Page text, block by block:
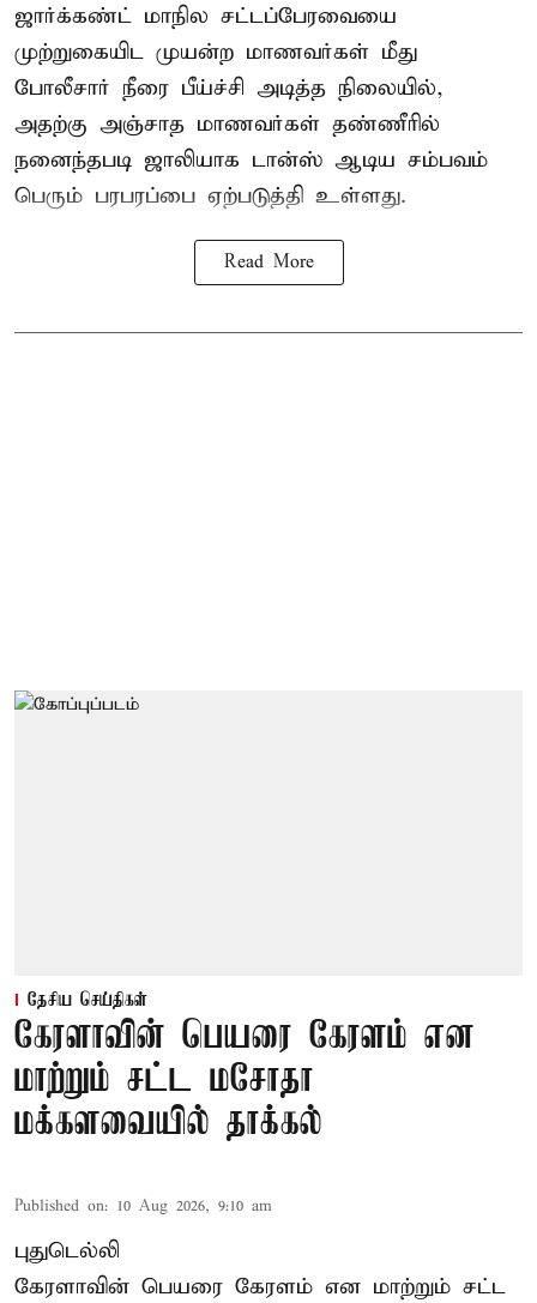
ஜார்க்கண்ட் மாநில சட்டப்பேரவையை
முற்றுகையிட முயன்ற மாணவர்கள் மீது
போலீசார் நீரை பீய்ச்சி அடித்த நிலையில்,
அதற்கு அஞ்சாத மாணவர்கள் தண்ணீரில்
நனைந்தபடி ஜாலியாக டான்ஸ் ஆடிய சம்பவம்
பெரும் பரபரப்பை ஏற்படுத்தி உள்ளது.
Read More
தேசிய செய்திகள்
கேரளாவின் பெயரை கேரளம் என
மாற்றும் சட்ட மசோதா
மக்களவையில் தாக்கல்
Published on: 10 Aug 2026, 9:10 am
புதுடெல்லி
கேரளாவின் பெயரை கேரளம் என மாற்றும் சட்ட